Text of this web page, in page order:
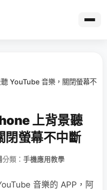
YouTube 音樂，關閉螢幕不
上背景聽
閉螢幕不中斷
分類： 手機應用教學
音樂的 APP，阿